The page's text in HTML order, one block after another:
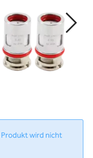
wird nicht